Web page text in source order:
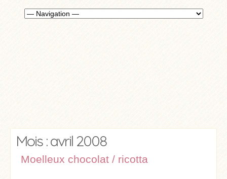
Mois : avril 2008
Moelleux chocolat / ricotta